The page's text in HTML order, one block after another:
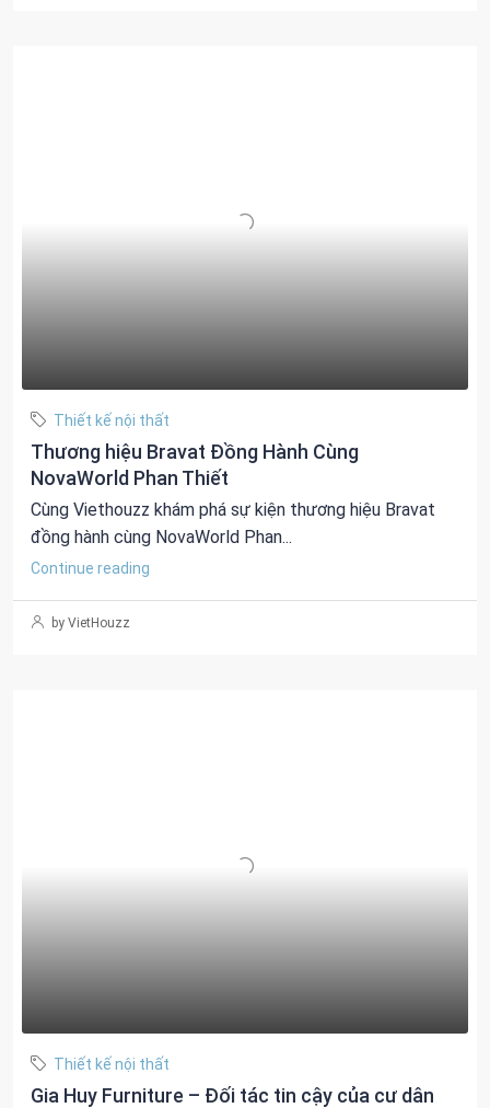
Thiết kế nội thất
Thương hiệu Bravat Đồng Hành Cùng
NovaWorld Phan Thiết
Cùng Viethouzz khám phá sự kiện thương hiệu Bravat
đồng hành cùng NovaWorld Phan...
Continue reading
by VietHouzz
Thiết kế nội thất
Gia Huy Furniture – Đối tác tin cậy của cư dân